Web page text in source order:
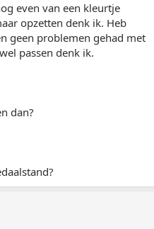
even van een kleurtje
opzetten denk ik. Heb
geen problemen gehad met
passen denk ik.
dan?